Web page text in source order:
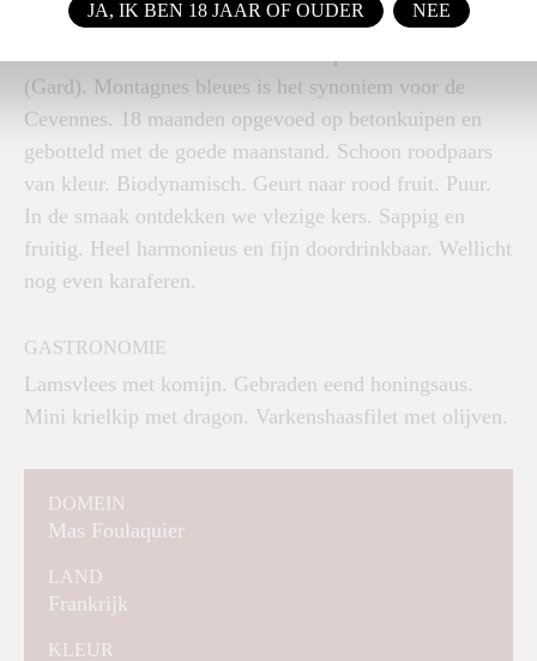
KLEUR, GEUR EN SMAAK
(Gard). Montagnes bleues is het synoniem voor de
Cevennes. 18 maanden opgevoed op betonkuipen en
gebotteld met de goede maanstand. Schoon roodpaars
van kleur. Biodynamisch. Geurt naar rood fruit. Puur.
In de smaak ontdekken we vlezige kers. Sappig en
fruitig. Heel harmonieus en fijn doordrinkbaar. Wellicht
nog even karaferen.
GASTRONOMIE
Lamsvlees met komijn. Gebraden eend honingsaus.
Mini krielkip met dragon. Varkenshaasfilet met olijven.
DOMEIN
Mas Foulaquier
LAND
Frankrijk
KLEUR
JA, IK BEN 18 JAAR OF OUDER NEE